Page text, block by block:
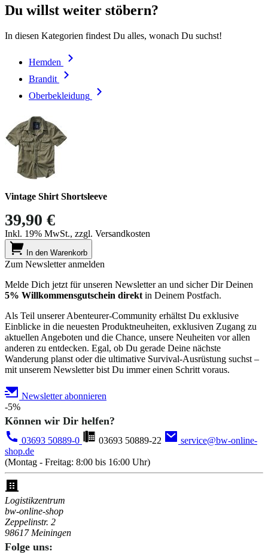
Du willst weiter stöbern?
In diesen Kategorien findest Du alles, wonach Du suchst!
Hemden
Brandit
Oberbekleidung
Vintage Shirt Shortsleeve
39,90 €
Inkl. 19% MwSt., zzgl. Versandkosten
In den Warenkorb
Zum Newsletter anmelden
Melde Dich jetzt für unseren Newsletter an und sicher Dir Deinen
5% Willkommensgutschein direkt in Deinem Postfach.
Als Teil unserer Abenteurer-Community erhältst Du exklusive
Einblicke in die neuesten Produktneuheiten, exklusiven Zugang zu
aktuellen Angeboten und die Chance, unsere Neuheiten vor allen
anderen zu entdecken. Egal, ob Du gerade Deine nächste
Wanderung planst oder die ultimative Survival-Ausrüstung suchst –
mit unserem Newsletter bist Du immer einen Schritt voraus.
Newsletter abonnieren
-5%
Können wir Dir helfen?
03693 50889-0 03693 50889-22
service@bw-online-
shop.de
(Montag - Freitag: 8:00 bis 16:00 Uhr)
Logistikzentrum
bw-online-shop
Zeppelinstr. 2
98617 Meiningen
Folge uns: